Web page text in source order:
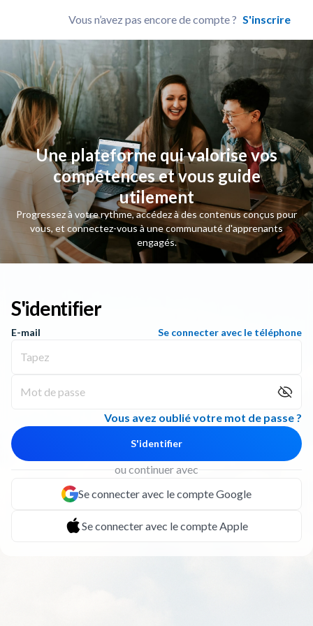
Vous n’avez pas encore de compte ? S'inscrire
Une plateforme qui valorise vos
compétences et vous guide
utilement
Progressez à votre rythme, accédez à des contenus conçus pour
vous, et connectez-vous à une communauté d'apprenants
engagés.
S'identifier
E-mail Se connecter avec le téléphone
Vous avez oublié votre mot de passe ?
S'identifier
ou continuer avec
Se connecter avec le compte Google
Se connecter avec le compte Apple